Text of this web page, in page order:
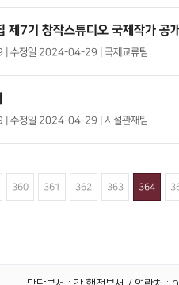
7기 창작스튜디오 국제작가 공
수정일 2024-04-29 | 국제교류팀
수정일 2024-04-29 | 시설관재팀
360 361 362 363 364